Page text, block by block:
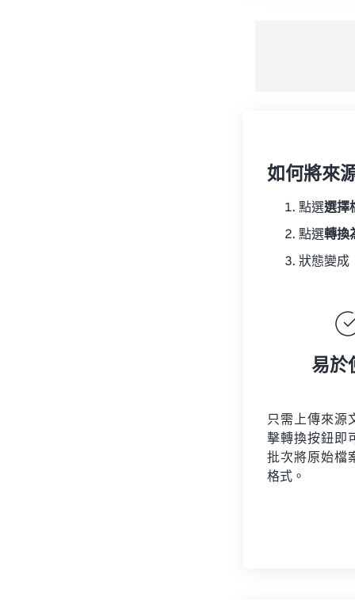
如何將來
點選選擇
點選轉換
狀態變成
易於
只需上傳來源
擊轉換按鈕即
批次將原始檔
格式。